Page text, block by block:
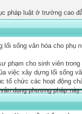
pháp luật ở trường cao
sống văn hóa cho phụ
phạm cho sinh viên trong
việc xây dựng lối sống
tổ chức các hoạt động
dụng phương pháp